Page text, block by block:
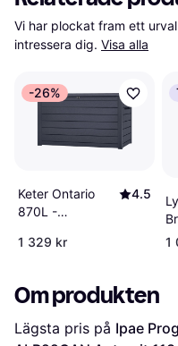
Vi har plockat fram ett
intressera dig. Visa alla
-26%
Keter Ontario
870L -
4.5
1 329 kr
1
Om produkten
Lägsta pris på Ipae